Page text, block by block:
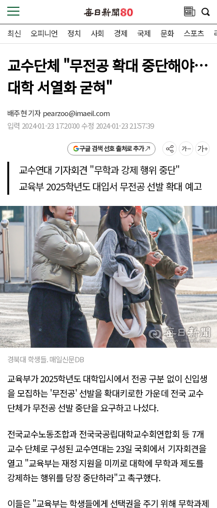
최신 오피니언 정치 사회 경제 국제 문화 스포츠
교수단체 "무전공 확대 중단해야…
대학 서열화 굳혀"
배주현 기자pearzoo@imaeil.com
입력 2024-01-23 17:20:00 수정 2024-01-23 21:57:39
구글 검색 선호 출처로 추가
교수연대 기자회견 "무학과 강제 행위 중단"
교육부 2025학년도 대입서 무전공 선발 확대 예고
경북대 학생들. 매일신문DB
교육부가 2025학년도 대학입시에서 전공 구분 없이 신입생
을 모집하는 '무전공' 선발을 확대키로한 가운데 전국 교수
단체가 무전공 선발 중단을 요구하고 나섰다.
전국교수노동조합과 전국국공립대학교수회연합회 등 7개
교수 단체로 구성된 교수연대는 23일 국회에서 기자회견을
열고 "교육부는 재정 지원을 미끼로 대학에 무학과 제도를
강제하는 행위를 당장 중단하라"고 촉구했다.
이들은 "교육부는 학생들에게 선택권을 주기 위해 무학과제